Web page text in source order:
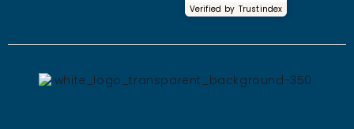
Verified by Trustindex